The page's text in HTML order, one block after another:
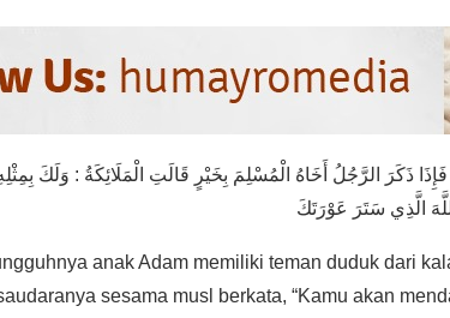
ذَكَرَ الرَّجُلُ أَخَاهُ الْمُسْلِمَ بِخَيْرٍ قَالَتِ الْمَلَائِكَةُ : وَلَكَ
anak Adam memiliki teman duduk dari
sesama musl berkata, “Kamu akan